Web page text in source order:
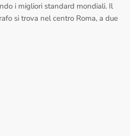
i migliori standard mondiali. Il
si trova nel centro Roma, a due